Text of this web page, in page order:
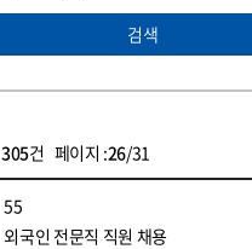
검색
305건 페이지 :26/31
55
외국인 전문직 직원 채용